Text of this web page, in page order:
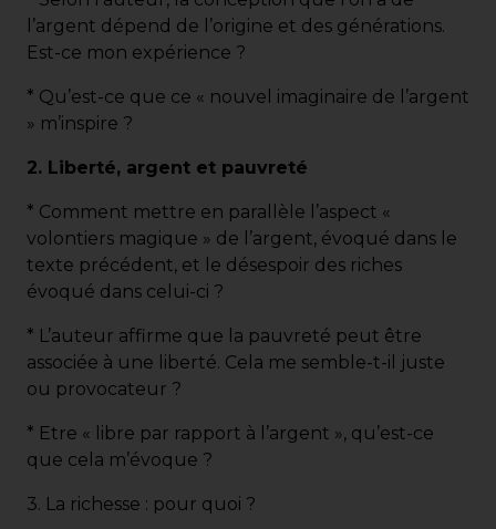
l’argent dépend de l’origine et des générations.
Est-ce mon expérience ?
* Qu’est-ce que ce « nouvel imaginaire de l’argent
» m’inspire ?
2. Liberté, argent et pauvreté
* Comment mettre en parallèle l’aspect «
volontiers magique » de l’argent, évoqué dans le
texte précédent, et le désespoir des riches
évoqué dans celui-ci ?
* L’auteur affirme que la pauvreté peut être
associée à une liberté. Cela me semble-t-il juste
ou provocateur ?
* Etre « libre par rapport à l’argent », qu’est-ce
que cela m’évoque ?
3. La richesse : pour quoi ?